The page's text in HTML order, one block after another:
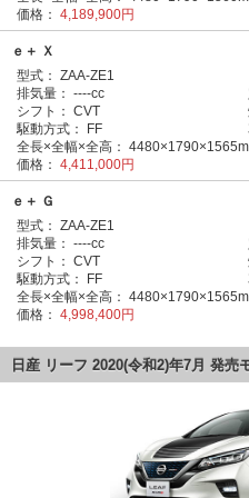
価格： 4,189,900円
ｅ＋ Ｘ
型式： ZAA-ZE1
排気量： ----cc
シフト： CVT
駆動方式：
FF
全長×全幅×全高：
価格： 4,411,000円
ｅ＋ Ｇ
型式： ZAA-ZE1
排気量： ----cc
シフト： CVT
駆動方式：
FF
全長×全幅×全高：
価格： 4,998,400円
日産 リーフ 2020(令和2)年7月 発売